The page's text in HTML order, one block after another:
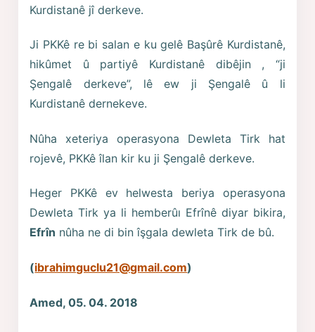
Kurdistanê jî derkeve.
Ji PKKê re bi salan e ku gelê Başûrê Kurdistanê,
hikûmet û partiyê Kurdistanê dibêjin , “ji
Şengalê derkeve”, lê ew ji Şengalê û li
Kurdistanê dernekeve.
Nûha xeteriya operasyona Dewleta Tirk hat
rojevê, PKKê îlan kir ku ji Şengalê derkeve.
Heger PKKê ev helwesta beriya operasyona
Dewleta Tirk ya li hemberûı Efrînê diyar bikira,
Efrîn nûha ne di bin îşgala dewleta Tirk de bû.
(ibrahimguclu21@gmail.com)
Amed, 05. 04. 2018